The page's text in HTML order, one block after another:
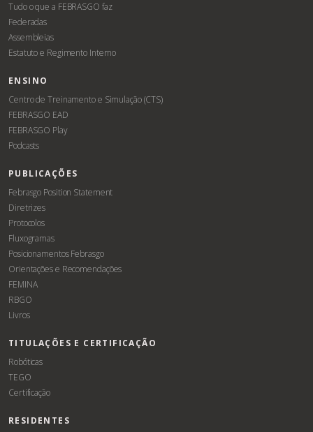
Tudo o que a FEBRASGO faz
Federadas
Assembleias
Estatuto e Regimento Interno
ENSINO
Centro de Treinamento e Simulação (CTS)
FEBRASGO EAD
FEBRASGO Play
Podcasts
PUBLICAÇÕES
Febrasgo Position Statement
Diretrizes
Protocolos
Fluxogramas
Posicionamentos Febrasgo
Orientações e Recomendações
FEMINA
RBGO
Livros
TITULAÇÕES E CERTIFICAÇÃO
Robóticas
TEGO
Certificação
RESIDENTES